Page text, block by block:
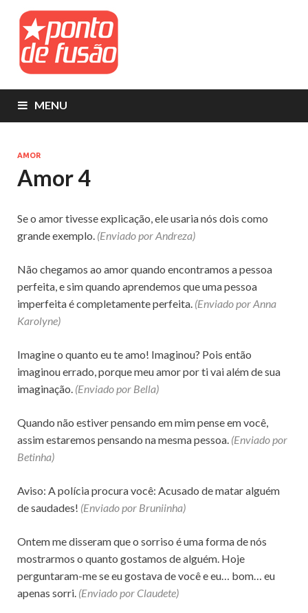
MENU
AMOR
Amor 4
Se o amor tivesse explicação, ele usaria nós dois como
grande exemplo. (Enviado por Andreza)
Não chegamos ao amor quando encontramos a pessoa
perfeita, e sim quando aprendemos que uma pessoa
imperfeita é completamente perfeita. (Enviado por Anna
Karolyne)
Imagine o quanto eu te amo! Imaginou? Pois então
imaginou errado, porque meu amor por ti vai além de sua
imaginação. (Enviado por Bella)
Quando não estiver pensando em mim pense em você,
assim estaremos pensando na mesma pessoa. (Enviado por
Betinha)
Aviso: A polícia procura você: Acusado de matar alguém
de saudades! (Enviado por Bruniinha)
Ontem me disseram que o sorriso é uma forma de nós
mostrarmos o quanto gostamos de alguém. Hoje
perguntaram-me se eu gostava de você e eu… bom… eu
apenas sorri. (Enviado por Claudete)